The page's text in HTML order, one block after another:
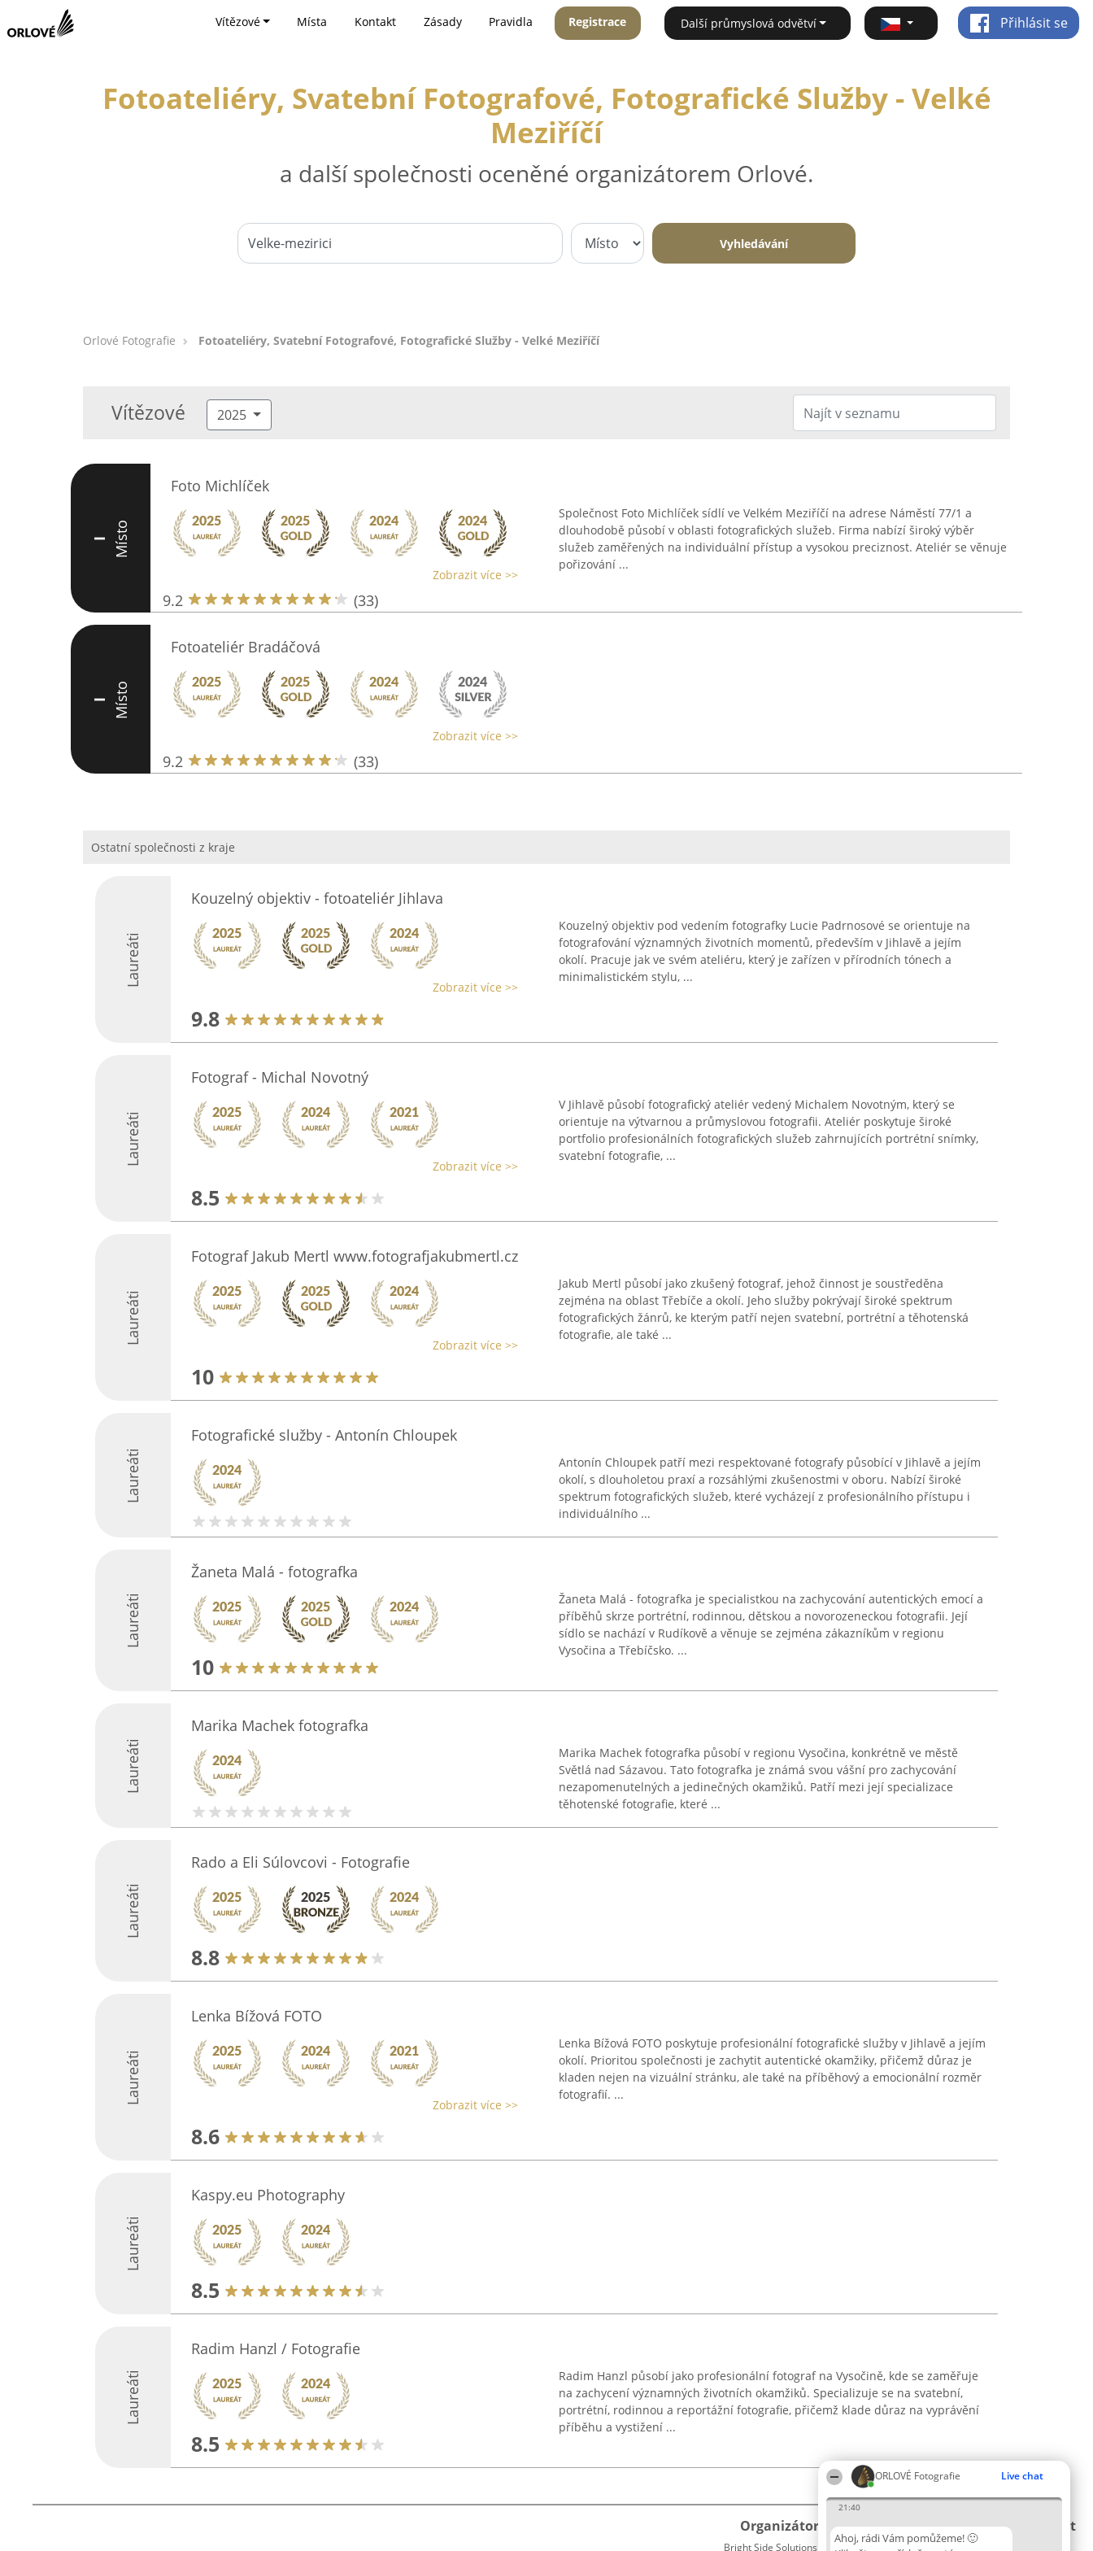
ORLOVÉ Fotografie Live chat
21:40
Ahoj, rádi Vám pomůžeme! 🙂
Vítězové Místa Kontakt Zásady Pravidla Registrace Další průmyslová odvětví Přihlásit se
Fotoateliéry, Svatební Fotografové, Fotografické Služby - Velké
Meziříčí
a další společnosti oceněné organizátorem Orlové.
Vyhledávání
Orlové Fotografie Fotoateliéry, Svatební Fotografové, Fotografické Služby - Velké Meziříčí
Vítězové 2025
I Místo
Foto Michlíček
Zobrazit více >>
9.2 (33)
Společnost Foto Michlíček sídlí ve Velkém Meziříčí na adrese Náměstí 77/1 a
dlouhodobě působí v oblasti fotografických služeb. Firma nabízí široký výběr
služeb zaměřených na individuální přístup a vysokou preciznost. Ateliér se věnuje
pořizování ...
I Místo
Fotoateliér Bradáčová
Zobrazit více >>
9.2 (33)
Ostatní společnosti z kraje
Laureáti
Kouzelný objektiv - fotoateliér Jihlava
Zobrazit více >>
9.8
Kouzelný objektiv pod vedením fotografky Lucie Padrnosové se orientuje na
fotografování významných životních momentů, především v Jihlavě a jejím
okolí. Pracuje jak ve svém ateliéru, který je zařízen v přírodních tónech a
minimalistickém stylu, ...
Laureáti
Fotograf - Michal Novotný
Zobrazit více >>
8.5
V Jihlavě působí fotografický ateliér vedený Michalem Novotným, který se
orientuje na výtvarnou a průmyslovou fotografii. Ateliér poskytuje široké
portfolio profesionálních fotografických služeb zahrnujících portrétní snímky,
svatební fotografie, ...
Laureáti
Fotograf Jakub Mertl www.fotografjakubmertl.cz
Zobrazit více >>
10
Jakub Mertl působí jako zkušený fotograf, jehož činnost je soustředěna
zejména na oblast Třebíče a okolí. Jeho služby pokrývají široké spektrum
fotografických žánrů, ke kterým patří nejen svatební, portrétní a těhotenská
fotografie, ale také ...
Laureáti
Fotografické služby - Antonín Chloupek
Antonín Chloupek patří mezi respektované fotografy působící v Jihlavě a jejím
okolí, s dlouholetou praxí a rozsáhlými zkušenostmi v oboru. Nabízí široké
spektrum fotografických služeb, které vycházejí z profesionálního přístupu i
individuálního ...
Laureáti
Žaneta Malá - fotografka
10
Žaneta Malá - fotografka je specialistkou na zachycování autentických emocí a
příběhů skrze portrétní, rodinnou, dětskou a novorozeneckou fotografii. Její
sídlo se nachází v Rudíkově a věnuje se zejména zákazníkům v regionu
Vysočina a Třebíčsko. ...
Laureáti
Marika Machek fotografka
Marika Machek fotografka působí v regionu Vysočina, konkrétně ve městě
Světlá nad Sázavou. Tato fotografka je známá svou vášní pro zachycování
nezapomenutelných a jedinečných okamžiků. Patří mezi její specializace
těhotenské fotografie, které ...
Laureáti
Rado a Eli Súlovcovi - Fotografie
8.8
Laureáti
Lenka Bížová FOTO
Zobrazit více >>
8.6
Lenka Bížová FOTO poskytuje profesionální fotografické služby v Jihlavě a jejím
okolí. Prioritou společnosti je zachytit autentické okamžiky, přičemž důraz je
kladen nejen na vizuální stránku, ale také na příběhový a emocionální rozměr
fotografií. ...
Laureáti
Kaspy.eu Photography
8.5
Laureáti
Radim Hanzl / Fotografie
8.5
Radim Hanzl působí jako profesionální fotograf na Vysočině, kde se zaměřuje
na zachycení významných životních okamžiků. Specializuje se na svatební,
portrétní, rodinnou a reportážní fotografie, přičemž klade důraz na vyprávění
příběhu a vystižení ...
Organizátor hlasování
Bright Side Solutions sp. z o. o. sp. k.
Plebiscyt
Vítězové
Kontakt